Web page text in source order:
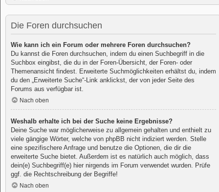
Die Foren durchsuchen
Wie kann ich ein Forum oder mehrere Foren durchsuchen?
Du kannst die Foren durchsuchen, indem du einen Suchbegriff in die
Suchbox eingibst, die du in der Foren-Übersicht, der Foren- oder
Themenansicht findest. Erweiterte Suchmöglichkeiten erhältst du, indem
du den „Erweiterte Suche“-Link anklickst, der von jeder Seite des
Forums aus verfügbar ist.
Nach oben
Weshalb erhalte ich bei der Suche keine Ergebnisse?
Deine Suche war möglicherweise zu allgemein gehalten und enthielt zu
viele gängige Wörter, welche von phpBB nicht indiziert werden. Stelle
eine spezifischere Anfrage und benutze die Optionen, die dir die
erweiterte Suche bietet. Außerdem ist es natürlich auch möglich, dass
dein(e) Suchbegriff(e) hier nirgends im Forum verwendet wurden. Prüfe
ggf. die Rechtschreibung der Begriffe!
Nach oben